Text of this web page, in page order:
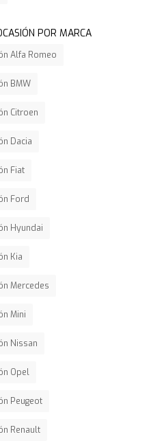
POR MARCA
Alfa Romeo
BMW
Citroen
Dacia
Fiat
Ford
Hyundai
Kia
Mercedes
Mini
Nissan
Opel
Peugeot
Renault